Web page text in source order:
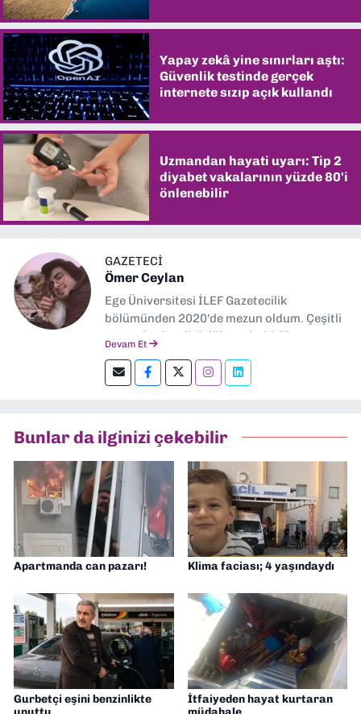
Yapay zekâ yine sınırları aştı:
Güvenlik testinde gerçek
internete sızıp açık kullandı
Uzmandan hayati uyarı: Tip 2
diyabet vakalarının yüzde 80'i
önlenebilir
GAZETECİ
Ömer Ceylan
Ege Üniversitesi İLEF Gazetecilik
bölümünden 2020'de mezun oldum. Çeşitli
gazetelerde editörlük, muhabirlik yaptım.
editörlük yapıyorum.
Devam Et
Bunlar da ilginizi çekebilir
Apartmanda can pazarı! Klima faciası; 4 yaşındaydı
Gurbetçi eşini benzinlikte
İtfaiyeden hayat kurtaran